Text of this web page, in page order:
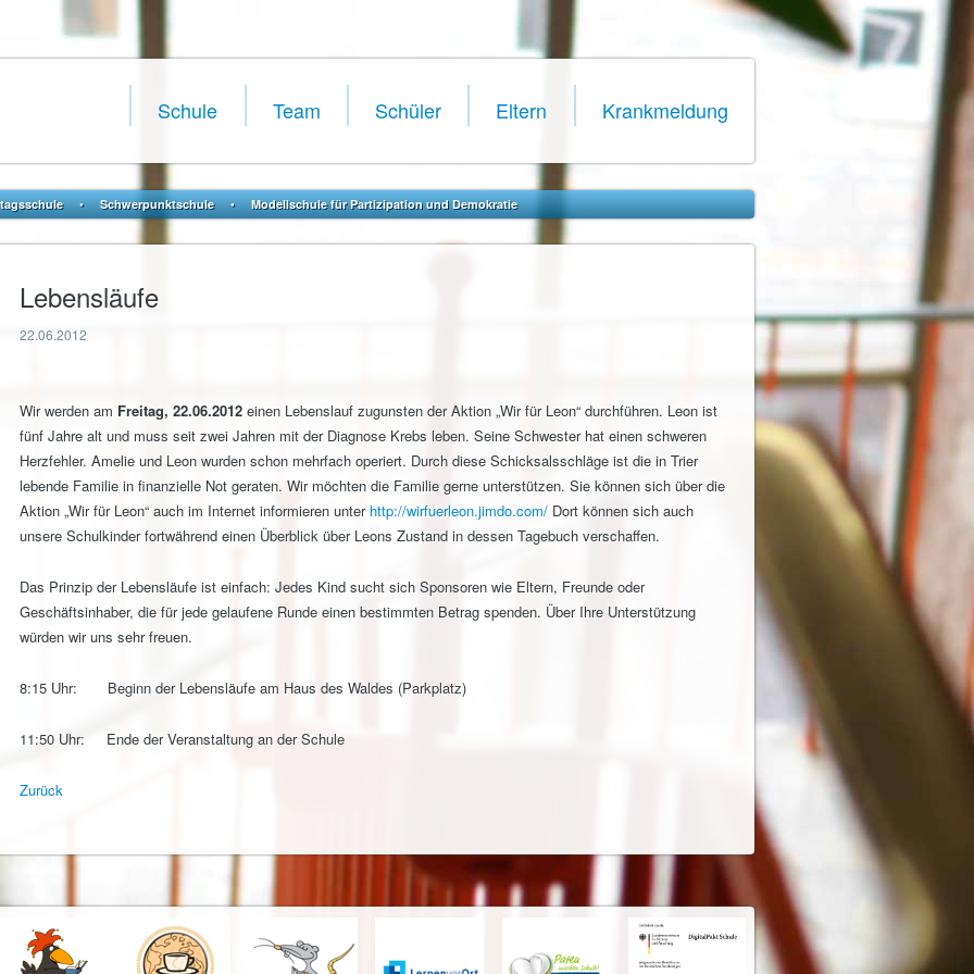
überspringen
Schule Team Schüler Eltern Krankmeldung
• Schwerpunktschule • Modellschule für Partizipation und Demokratie
Lebensläufe
22.06.2012
Wir werden am Freitag, 22.06.2012 einen Lebenslauf zugunsten der Aktion „Wir für Leon“ durchführen. Leon ist
fünf Jahre alt und muss seit zwei Jahren mit der Diagnose Krebs leben. Seine Schwester hat einen schweren
Herzfehler. Amelie und Leon wurden schon mehrfach operiert. Durch diese Schicksalsschläge ist die in Trier
lebende Familie in finanzielle Not geraten. Wir möchten die Familie gerne unterstützen. Sie können sich über die
Aktion „Wir für Leon“ auch im Internet informieren unterhttp://wirfuerleon.jimdo.com/ Dort können sich auch
unsere Schulkinder fortwährend einen Überblick über Leons Zustand in dessen Tagebuch verschaffen.
Das Prinzip der Lebensläufe ist einfach: Jedes Kind sucht sich Sponsoren wie Eltern, Freunde oder
Geschäftsinhaber, die für jede gelaufene Runde einen bestimmten Betrag spenden. Über Ihre Unterstützung
würden wir uns sehr freuen.
8:15 Uhr: Beginn der Lebensläufe am Haus des Waldes (Parkplatz)
11:50 Uhr: Ende der Veranstaltung an der Schule
Zurück